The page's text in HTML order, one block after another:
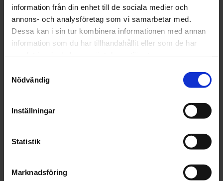
information från din enhet till de sociala medier och
annons- och analysföretag som vi samarbetar med.
Dessa kan i sin tur kombinera informationen med annan
information som du har tillhandahållit eller som de har
Nödvändig
Inställningar
Statistik
Marknadsföring
OMDÖMEN
Du
Bli den första att lämna ett omdöme.